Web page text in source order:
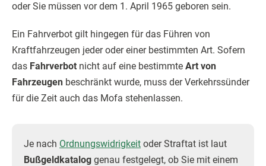
oder Sie müssen vor dem 1. April 1965 geboren sein.
Ein Fahrverbot gilt hingegen für das Führen von
Kraftfahrzeugen jeder oder einer bestimmten Art. Sofern
das Fahrverbot nicht auf eine bestimmte Art von
Fahrzeugen beschränkt wurde, muss der Verkehrssünder
für die Zeit auch das Mofa stehenlassen.
Je nach Ordnungswidrigkeit oder Straftat ist laut
Bußgeldkatalog genau festgelegt, ob Sie mit einem